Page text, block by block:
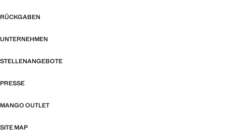
RÜCKGABEN
UNTERNEHMEN
STELLENANGEBOTE
PRESSE
MANGO OUTLET
SITE MAP